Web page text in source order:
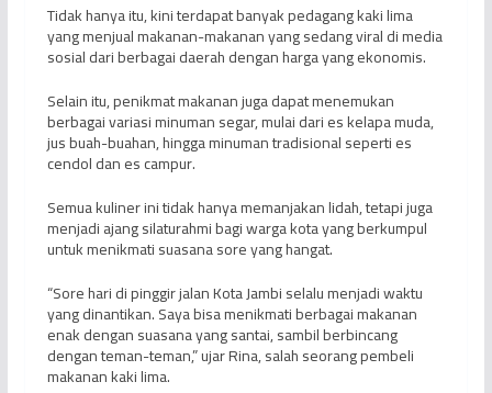
Tidak hanya itu, kini terdapat banyak pedagang kaki lima
yang menjual makanan-makanan yang sedang viral di media
sosial dari berbagai daerah dengan harga yang ekonomis.
Selain itu, penikmat makanan juga dapat menemukan
berbagai variasi minuman segar, mulai dari es kelapa muda,
jus buah-buahan, hingga minuman tradisional seperti es
cendol dan es campur.
Semua kuliner ini tidak hanya memanjakan lidah, tetapi juga
menjadi ajang silaturahmi bagi warga kota yang berkumpul
untuk menikmati suasana sore yang hangat.
“Sore hari di pinggir jalan Kota Jambi selalu menjadi waktu
yang dinantikan. Saya bisa menikmati berbagai makanan
enak dengan suasana yang santai, sambil berbincang
dengan teman-teman,” ujar Rina, salah seorang pembeli
makanan kaki lima.